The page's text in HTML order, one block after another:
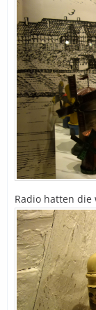
Radio hatten die